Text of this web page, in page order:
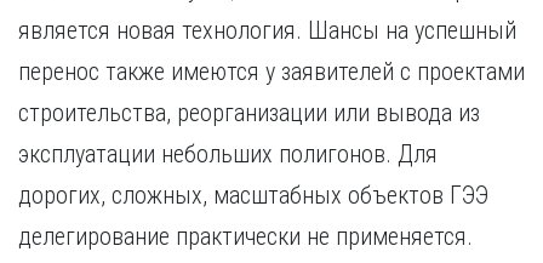
является новая технология. Шансы на успешный
перенос также имеются у заявителей с проектами
строительства, реорганизации или вывода из
эксплуатации небольших полигонов. Для
дорогих, сложных, масштабных объектов ГЭЭ
делегирование практически не применяется.